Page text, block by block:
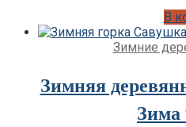
В
Зимние
Зимняя
Зима